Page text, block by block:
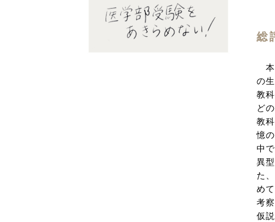
総
本
の
教
ど
教
憶
中
異
た
め
考
仮